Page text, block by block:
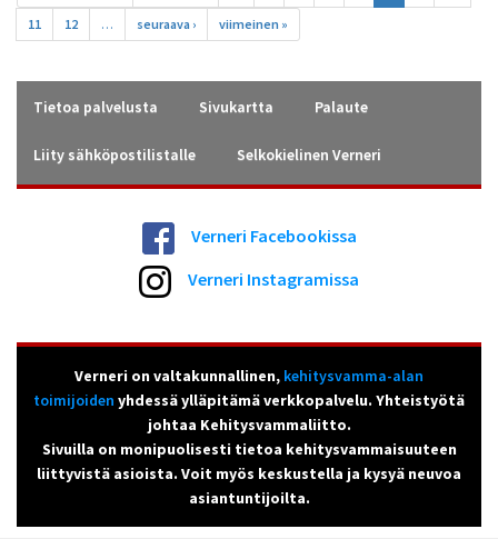
11
12 … seuraava › viimeinen »
Tietoa palvelusta Sivukartta Palaute
Liity sähköpostilistalle Selkokielinen Verneri
Verneri Facebookissa
Verneri Instagramissa
Verneri on valtakunnallinen, kehitysvamma-alan
toimijoiden yhdessä ylläpitämä verkkopalvelu. Yhteistyötä
johtaa Kehitysvammaliitto.
Sivuilla on monipuolisesti tietoa kehitysvammaisuuteen
liittyvistä asioista. Voit myös keskustella ja kysyä neuvoa
asiantuntijoilta.